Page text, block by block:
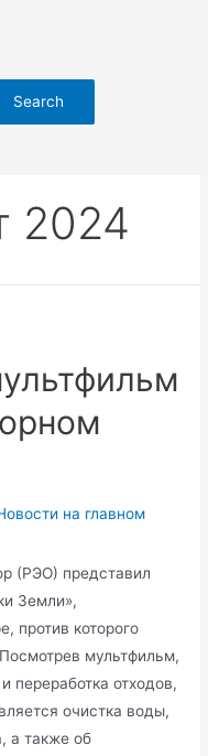
Search
2024
на главном
(РЭО) представил
Земли»,
против которого
мультфильм,
переработка отходов,
очистка воды,
а также об